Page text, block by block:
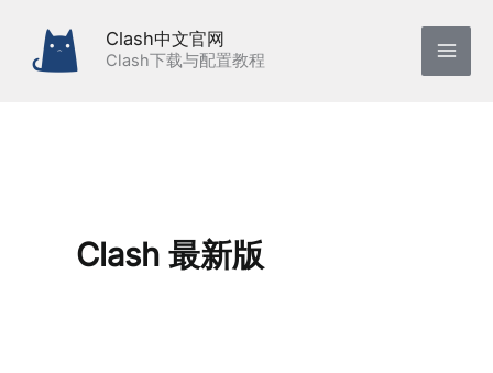
Clash中文官网
Clash下载与配置教程
Clash 最新版